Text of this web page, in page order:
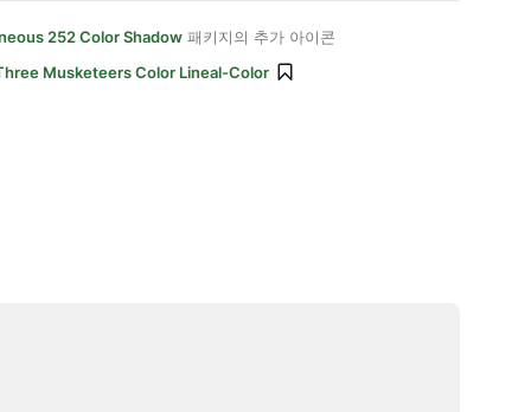
252 Color Shadow 패키지의 추가 아이콘
Musketeers Color Lineal-Color